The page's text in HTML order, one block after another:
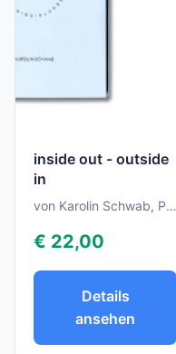
inside out - outside
in
von Karolin Schwab, Peter Funken, Miro Zahra
€ 22,00
Details
ansehen